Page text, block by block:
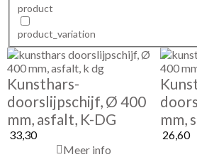
product
product_variation
Kunsthars-
doorslijpschijf, Ø 400
mm, asfalt, K-DG
33,30
Meer info
mm,
26,60